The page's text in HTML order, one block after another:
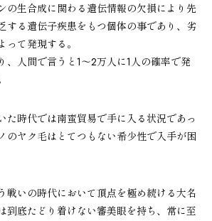
の生合成に関わる遺伝情報の欠損により先
する遺伝子疾患をもつ個体の事であり、劣
て発現する。
、人間で言うと1～2万人に1人の確率で発
た時代では南蛮貿易で手に入る状況であっ
のヤク毛はとてつもない希少性で入手が困
戦いの時代において頂点を極め続ける大名
到底たどり着けない審美眼を持ち、常に至